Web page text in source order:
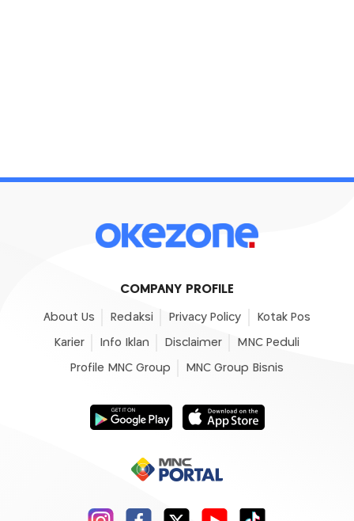
COMPANY PROFILE
About Us Redaksi Privacy Policy Kotak Pos
Karier Info Iklan Disclaimer MNC Peduli
Profile MNC Group MNC Group Bisnis